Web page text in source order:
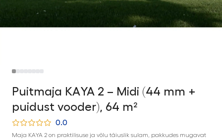
Puitmaja KAYA 2 – Midi (44 mm +
puidust vooder), 64 m²
0.0
Maja KAYA 2 on praktilisuse ja võlu täiuslik sulam, pakkudes mugavat